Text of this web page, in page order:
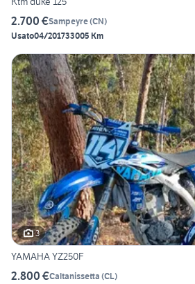
2.700 €Sampeyre(CN)
Usato04/201733005 Km
3
YAMAHA YZ250F
2.800 €Caltanissetta (CL)